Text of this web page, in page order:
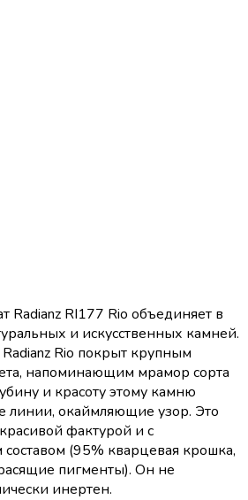
Radianz RI177 Rio объединяет в
и искусственных камней.
Rio покрыт крупным
напоминающим мрамор сорта
и красоту этому камню
линии, окаймляющие узор. Это
фактурой и с
составом (95% кварцевая крошка,
пигменты). Он не
инертен.